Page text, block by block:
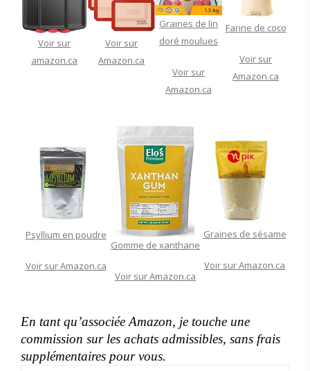
Voir sur
amazon.ca
Voir sur
Amazon.ca
Graines de lin
doré moulues
Voir sur
Amazon.ca
Farine de coco
Voir sur
Amazon.ca
Psyllium en poudre
Voir sur Amazon.ca
Gomme de xanthane
Voir sur Amazon.ca
Graines de sésame
Voir sur Amazon.ca
En tant qu’associée Amazon, je touche une
commission sur les achats admissibles, sans frais
supplémentaires pour vous.